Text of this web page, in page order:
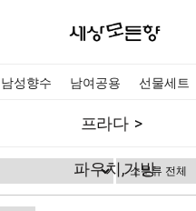
남성향수 남여공용 선물세트
프라다
파우치,가방